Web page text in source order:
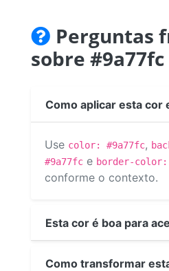
Perguntas
sobre #9a77fc
Como aplicar esta cor
Use color: #9a77fc,
#9a77fc e border-color:
conforme o contexto.
Esta cor é boa para
Como transformar